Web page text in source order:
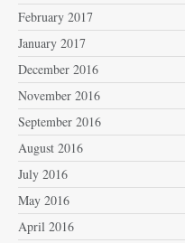
February 2017
January 2017
December 2016
November 2016
September 2016
August 2016
July 2016
May 2016
April 2016